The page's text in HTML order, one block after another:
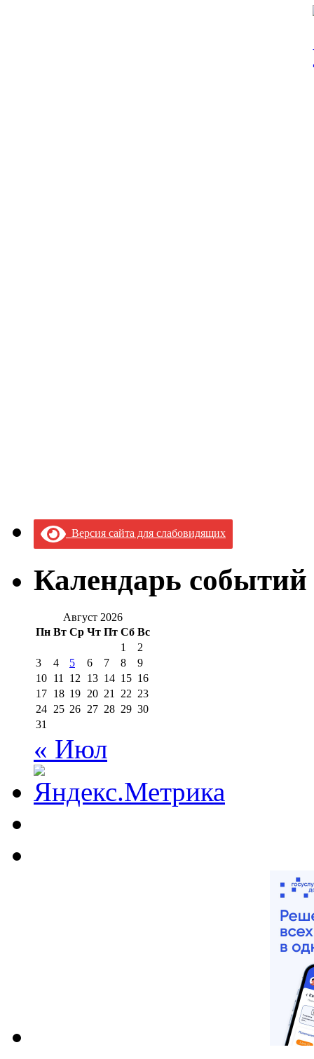
Версия сайта для слабовидящих
Календарь событий
Август 2026
Пн Вт Ср Чт Пт Сб Вс
1
2
3
4 5 6 7 8
9
10 11 12 13 14 15 16
17 18 19 20 21 22 23
24 25 26 27 28 29 30
31
« Июл